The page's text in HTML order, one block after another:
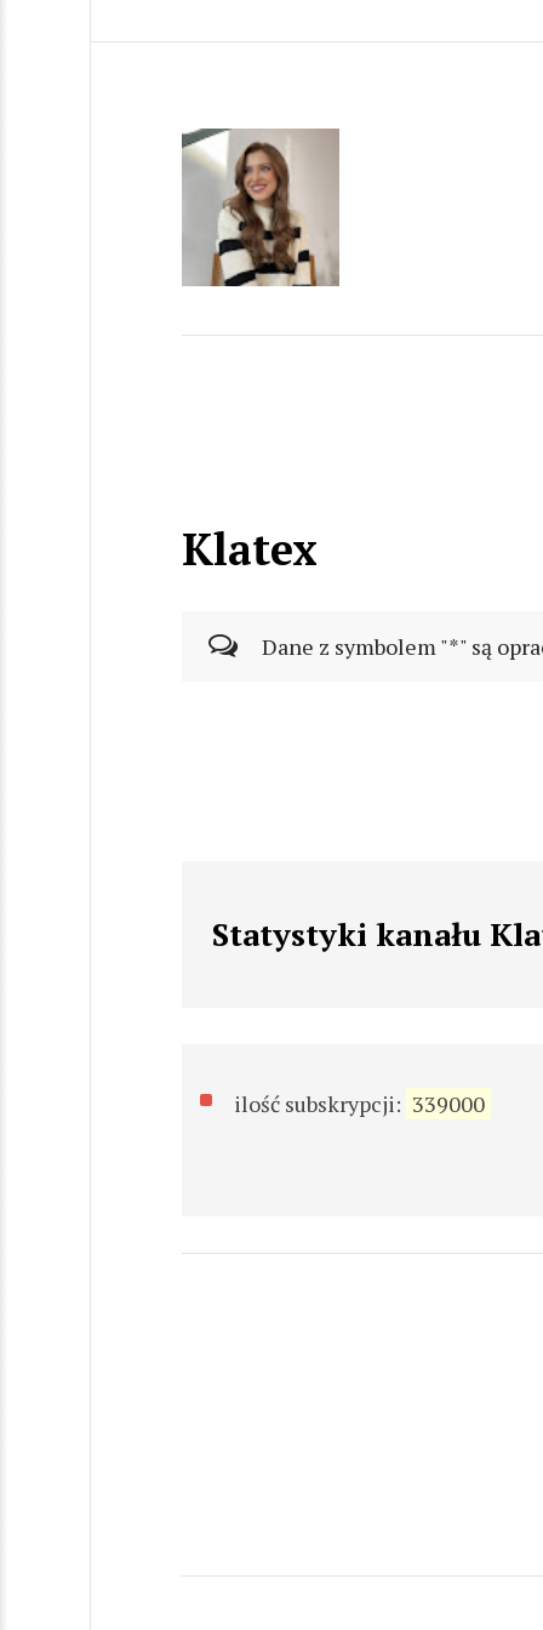
Klatex
Dane z symbolem "*" są
Statystyki kanału
ilość subskrypcji: 339000